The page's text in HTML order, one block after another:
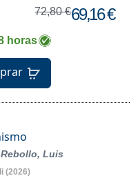
72,80 €69,16 €
horas
Luis
(2026)